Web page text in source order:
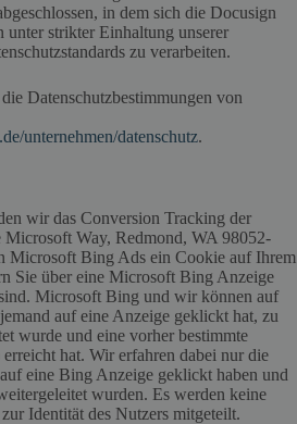
in dem sich die Docusign
strikter Einhaltung unserer
zu verarbeiten.
Datenschutzbestimmungen von
unternehmen/datenschutz.
wir das Conversion Tracking der
Way, Redmond, WA 98052-
Bing Ads ein Cookie auf Ihrem
Sie über eine Microsoft Bing Anzeige
Microsoft Bing und wir können auf
auf eine Anzeige geklickt hat, zu
wurde und eine vorher bestimmte
hat. Wir erfahren dabei nur die
eine Bing Anzeige geklickt haben und
wurden. Es werden keine
Identität des Nutzers mitgeteilt.